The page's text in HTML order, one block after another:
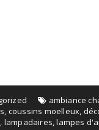
ambiance
, coussins moelleux,
, lampadaires,lampes